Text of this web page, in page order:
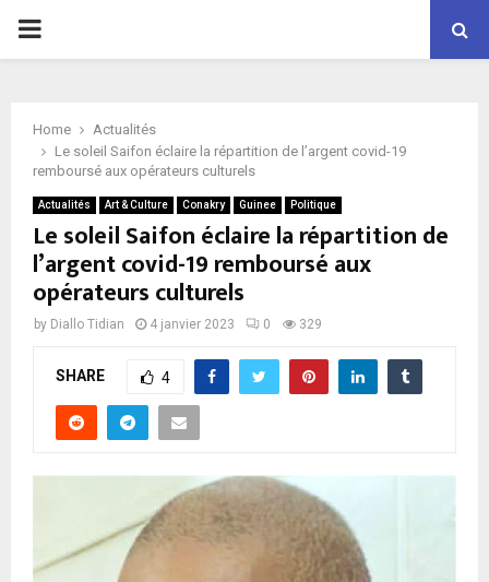
P
M
A
N
Home
Actualités
Le soleil Saifon éclaire la répartition de l’argent covid-19
remboursé aux opérateurs culturels
Actualités Art & Culture Conakry Guinee Politique
Le soleil Saifon éclaire la répartition de
l’argent covid-19 remboursé aux
opérateurs culturels
by Diallo Tidian 4 janvier 2023 0 329
SHARE 4